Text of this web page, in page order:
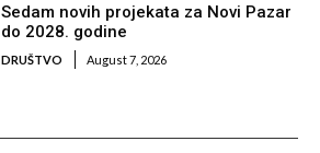
Sedam novih projekata za Novi Pazar
do 2028. godine
DRUŠTVO August 7, 2026